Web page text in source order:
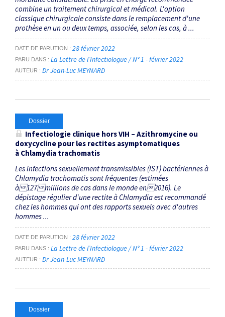
combine un traitement chirurgical et médical. L'option
classique chirurgicale consiste dans le remplacement d'une
prothèse en un ou deux temps, associée, selon les cas, à ...
DATE DE PARUTION 28 février 2022
PARU DANS La Lettre de l’Infectiologue / N° 1 - février 2022
AUTEUR Dr Jean-Luc MEYNARD
Dossier
Infectiologie clinique hors VIH – Azithromycine ou
doxycycline pour les rectites asymptomatiques
à Chlamydia trachomatis
Les infections sexuellement transmissibles (IST) bactériennes à
Chlamydia trachomatis sont fréquentes (estimées
à127millions de cas dans le monde en2016). Le
dépistage régulier d'une rectite à Chlamydia est recommandé
chez les hommes qui ont des rapports sexuels avec d'autres
hommes ...
DATE DE PARUTION 28 février 2022
PARU DANS La Lettre de l’Infectiologue / N° 1 - février 2022
AUTEUR Dr Jean-Luc MEYNARD
Dossier